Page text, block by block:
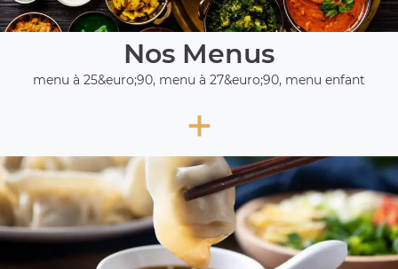
Nos Menus
menu à 25&euro;90, menu à 27&euro;90, menu enfant
+